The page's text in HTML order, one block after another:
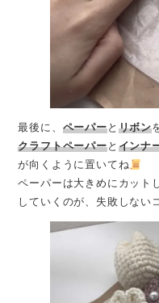
最後に、 ペーパーと リボン
クラフトペーパーと インナ
が向くように置いてね
ペーパーは大きめにカット
していくのが、失敗しない